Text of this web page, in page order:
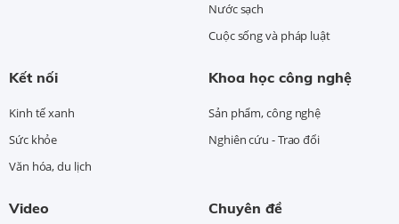
Nước sạch
Cuộc sống và pháp luật
Kết nối
Kinh tế xanh
Sức khỏe
Văn hóa, du lịch
Khoa học công nghệ
Sản phẩm, công nghệ
Nghiên cứu - Trao đổi
Video Chuyên đề